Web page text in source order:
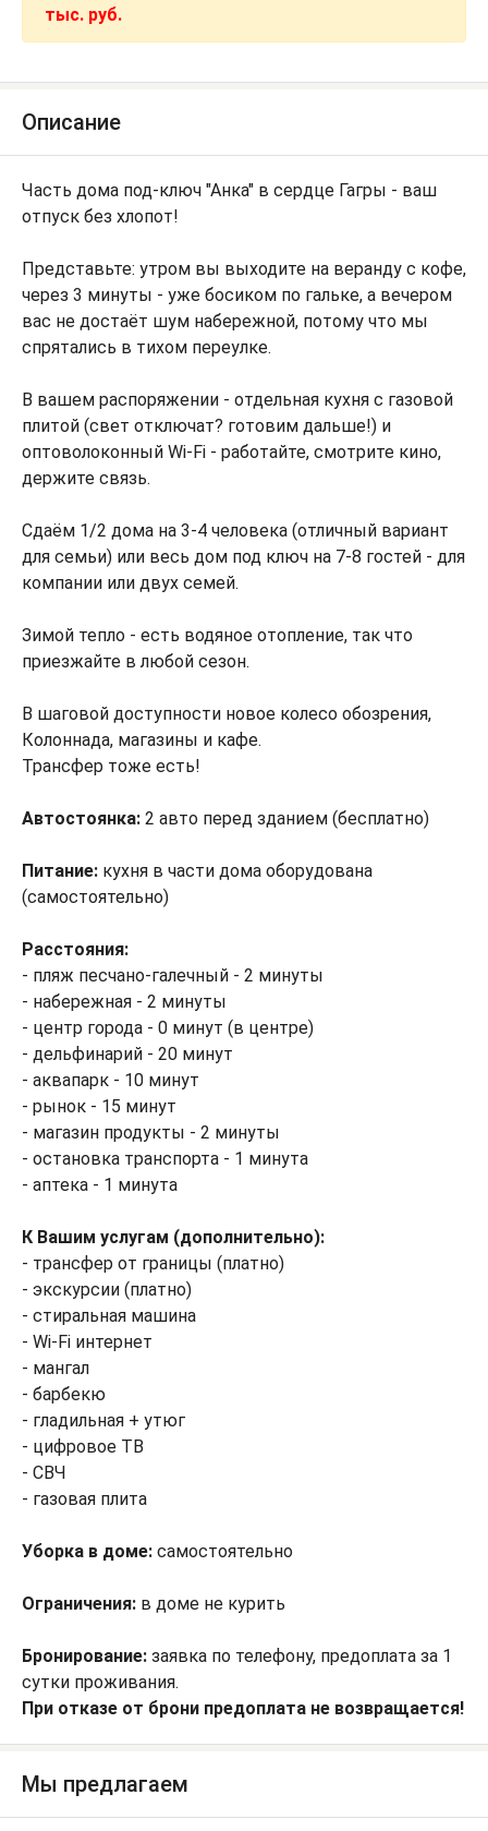
тыс. руб.
Описание
Часть дома под-ключ "Анка" в сердце Гагры - ваш
отпуск без хлопот!
Представьте: утром вы выходите на веранду с кофе,
через 3 минуты - уже босиком по гальке, а вечером
вас не достаёт шум набережной, потому что мы
спрятались в тихом переулке.
В вашем распоряжении - отдельная кухня с газовой
плитой (свет отключат? готовим дальше!) и
оптоволоконный Wi-Fi - работайте, смотрите кино,
держите связь.
Сдаём 1/2 дома на 3-4 человека (отличный вариант
для семьи) или весь дом под ключ на 7-8 гостей - для
компании или двух семей.
Зимой тепло - есть водяное отопление, так что
приезжайте в любой сезон.
В шаговой доступности новое колесо обозрения,
Колоннада, магазины и кафе.
Трансфер тоже есть!
Автостоянка: 2 авто перед зданием (бесплатно)
Питание: кухня в части дома оборудована
(самостоятельно)
Расстояния:
- пляж песчано-галечный - 2 минуты
- набережная - 2 минуты
- центр города - 0 минут (в центре)
- дельфинарий - 20 минут
- аквапарк - 10 минут
- рынок - 15 минут
- магазин продукты - 2 минуты
- остановка транспорта - 1 минута
- аптека - 1 минута
К Вашим услугам (дополнительно):
- трансфер от границы (платно)
- экскурсии (платно)
- стиральная машина
- Wi-Fi интернет
- мангал
- барбекю
- гладильная + утюг
- цифровое ТВ
- СВЧ
- газовая плита
Уборка в доме: самостоятельно
Ограничения: в доме не курить
Бронирование: заявка по телефону, предоплата за 1
сутки проживания.
При отказе от брони предоплата не возвращается!
Мы предлагаем